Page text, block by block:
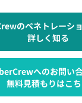
のペネトレーシ
詳しく知る
へのお問い
無料見積もりはこ